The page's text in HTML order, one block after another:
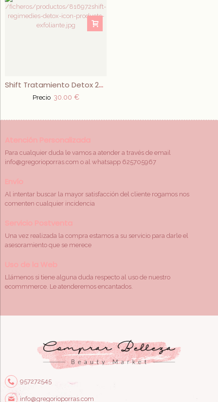
Shift Tratamiento Detox 250ml
Precio 30.00 €
Para cualquier duda le vamos a atender a través de email
info@gregorioporras.com o al whatsapp 625705967
Al intentar buscar la mayor satisfacción del cliente rogamos nos
comenten cualquier incidencia
Una vez realizada la compra estamos a su servicio para darle el
asesoramiento que se merece
Llámenos si tiene alguna duda respecto al uso de nuestro
ecommmerce. Le atenderemos encantados.
957272545
info@gregorioporras.com